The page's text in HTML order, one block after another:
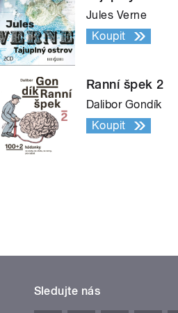
Jules Verne
Koupit
Ranní špek 2
Dalibor Gondík
Koupit
Sledujte nás